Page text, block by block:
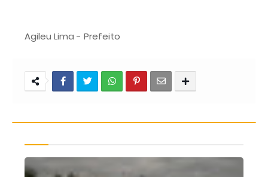
Agileu Lima - Prefeito